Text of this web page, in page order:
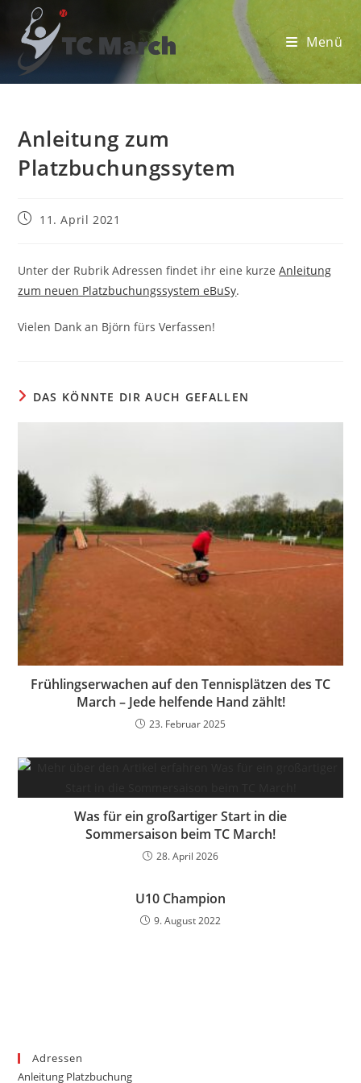
Inhalt
springen
Menü
Anleitung zum
Platzbuchungssytem
Beitrag11. April 2021
Unter der Rubrik Adressen findet ihr eine kurzeAnleitung
zum neuen Platzbuchungssystem eBuSy.
Vielen Dank an Björn fürs Verfassen!
DAS KÖNNTE DIR AUCH GEFALLEN
Frühlingserwachen auf den Tennisplätzen des TC
March – Jede helfende Hand zählt!
23. Februar 2025
Was für ein großartiger Start in die
Sommersaison beim TC March!
28. April 2026
U10 Champion
9. August 2022
Adressen
Anleitung Platzbuchung